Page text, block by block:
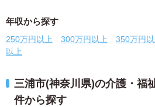
年収から探す
250万円以上 300万円以上 350万円
以上
三浦市(神奈川県)の介護・福
件から探す